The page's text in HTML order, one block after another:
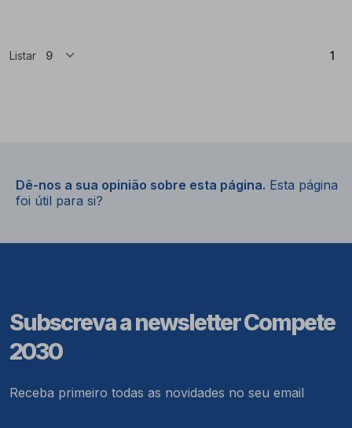
Listar 1
Dê-nos a sua opinião sobre esta página. Esta página
foi útil para si?
Subscreva a newsletter Compete
2030
Receba primeiro todas as novidades no seu email